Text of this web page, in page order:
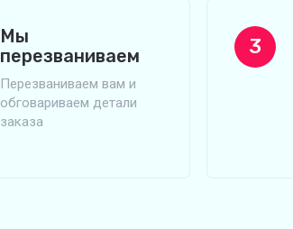
Мы
перезваниваем
Перезваниваем вам и
обговариваем детали
заказа
3